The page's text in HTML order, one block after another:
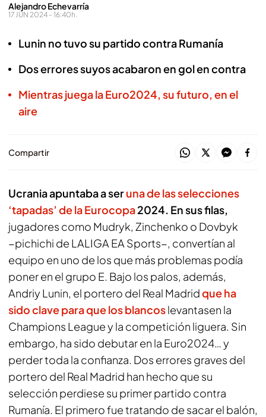
Alejandro Echevarría
17 JUN 2024 - 16:40h.
Lunin no tuvo su partido contra Rumanía
Dos errores suyos acabaron en gol en contra
Mientras juega la Euro2024, su futuro, en el
aire
Compartir
Ucrania apuntaba a seruna de las selecciones
‘tapadas’ de la Eurocopa2024. En sus filas,
jugadores como Mudryk, Zinchenko o Dovbyk
−pichichi de LALIGA EA Sports−, convertían al
equipo en uno de los que más problemas podía
poner en el grupo E. Bajo los palos, además,
Andriy Lunin, el portero del Real Madridque ha
sido clave para que los blancoslevantasen la
Champions League y la competición liguera. Sin
embargo, ha sido debutar en la Euro2024… y
perder toda la confianza. Dos errores graves del
portero del Real Madrid han hecho que su
selección perdiese su primer partido contra
Rumanía. El primero fue tratando de sacar el balón,